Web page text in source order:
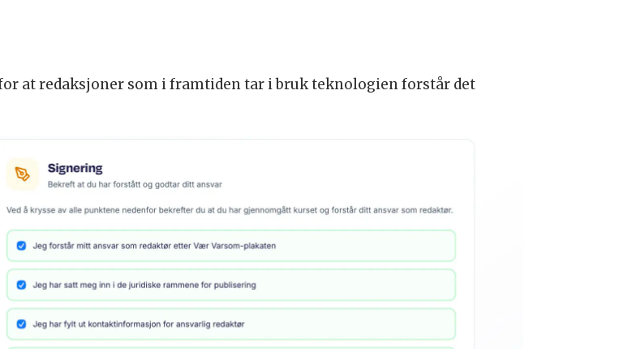
at redaksjoner som i framtiden tar i bruk teknologien forstår det